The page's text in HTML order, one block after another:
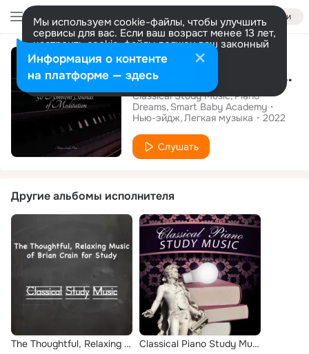
Войти
Мы используем cookie-файлы, чтобы улучшить
сервисы для вас. Если ваш возраст менее 13 лет,
настроить cookie-файлы должен ваш законный
представитель. Больше информации
Разрешить все Настроить 50 Ambient Sounds of Meditation
Classical Study Music Piano
Dreams Smart Baby Academy
Нью-эйдж Легкая музыка 2022
Слушать
Другие альбомы исполнителя
The Thoughtful, Relaxing Music of Brian Crain for Study Classical Piano Study Music – Relaxing Study and Reading Classics, Bach to Work, Effective Study, Mozart, Beethoven
Информация о контенте
на платформе — здесь